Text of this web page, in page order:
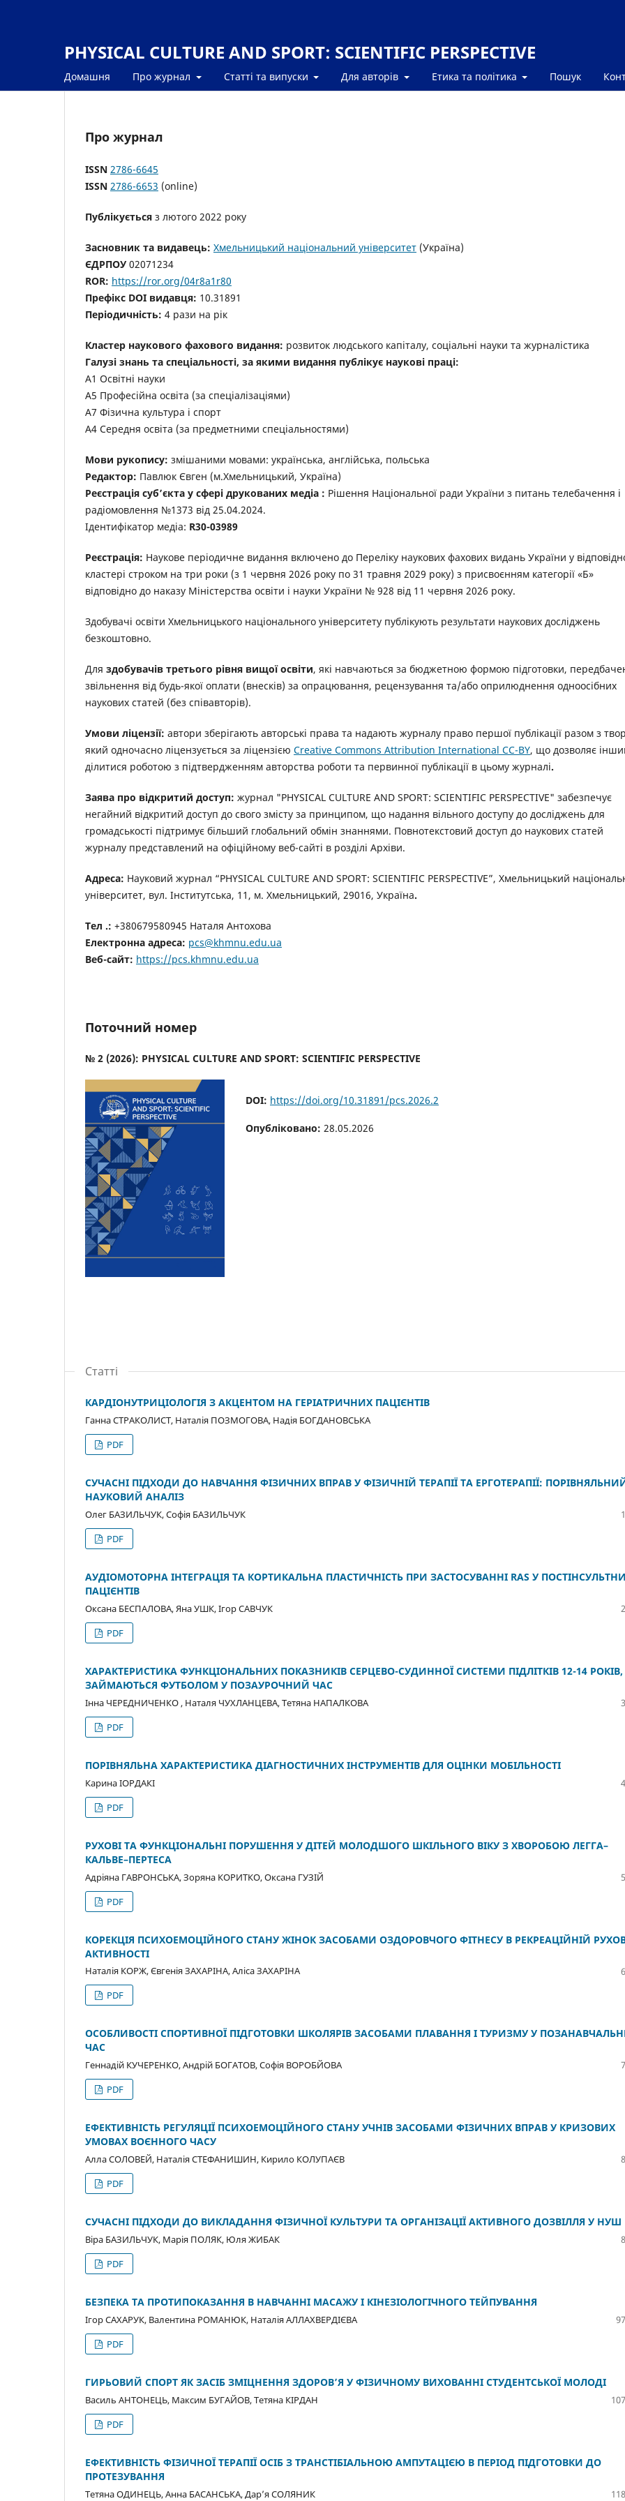
PHYSICAL CULTURE AND SPORT: SCIENTIFIC PERSPECTIVE
Домашня Про журнал Статті та випуски Для авторів Етика та політика Пошук
Про журнал
ISSN 2786-6645
ISSN 2786-6653 (online)
Публікується з лютого 2022 року
Засновник та видавець: Хмельницький національний університет (Україна)
ЄДРПОУ 02071234
ROR: https://ror.org/04r8a1r80
Префікс DOI видавця: 10.31891
Періодичність: 4 рази на рік
Кластер наукового фахового видання: розвиток людського капіталу, соціальні науки та журналістика
Галузі знань та спеціальності, за якими видання публікує наукові праці:
А1 Освітні науки
А5 Професійна освіта (за спеціалізаціями)
А7 Фізична культура і спорт
А4 Середня освіта (за предметними спеціальностями)
Мови рукопису: змішаними мовами: українська, англійська, польська
Редактор: Павлюк Євген (м.Хмельницький, Україна)
Реєстрація суб’єкта у сфері друкованих медіа : Рішення Національної ради України з питань телебачення і
радіомовлення №1373 від 25.04.2024.
Ідентифікатор медіа: R30-03989
Реєстрація: Наукове періодичне видання включено до Переліку наукових фахових видань України у
кластері строком на три роки (з 1 червня 2026 року по 31 травня 2029 року) з присвоєнням категорії «Б»
відповідно до наказу Міністерства освіти і науки України № 928 від 11 червня 2026 року.
Здобувачі освіти Хмельницького національного університету публікують результати наукових досліджень
безкоштовно.
Для здобувачів третього рівня вищої освіти, які навчаються за бюджетною формою підготовки,
звільнення від будь-якої оплати (внесків) за опрацювання, рецензування та/або оприлюднення одноосібних
наукових статей (без співавторів).
Умови ліцензії: автори зберігають авторські права та надають журналу право першої публікації разом з
який одночасно ліцензується за ліцензією Creative Commons Attribution International CC-BY, що дозволяє
ділитися роботою з підтвердженням авторства роботи та первинної публікації в цьому журналі.
Заява про відкритий доступ: журнал "PHYSICAL CULTURE AND SPORT: SCIENTIFIC PERSPECTIVE" забезпечує
негайний відкритий доступ до свого змісту за принципом, що надання вільного доступу до досліджень для
громадськості підтримує більший глобальний обмін знаннями. Повнотекстовий доступ до наукових статей
журналу представлений на офіційному веб-сайті в розділі Архіви.
Адреса: Науковий журнал “PHYSICAL CULTURE AND SPORT: SCIENTIFIC PERSPECTIVE”, Хмельницький
університет, вул. Інститутська, 11, м. Хмельницький, 29016, Україна.
Тел .: +380679580945 Наталя Антохова
Електронна адреса: pcs@khmnu.edu.ua
Веб-сайт: https://pcs.khmnu.edu.ua
Поточний номер
№ 2 (2026): PHYSICAL CULTURE AND SPORT: SCIENTIFIC PERSPECTIVE
DOI: https://doi.org/10.31891/pcs.2026.2
Опубліковано: 28.05.2026
Статті
КАРДІОНУТРИЦІОЛОГІЯ З АКЦЕНТОМ НА ГЕРІАТРИЧНИХ ПАЦІЄНТІВ
Ганна СТРАКОЛИСТ, Наталія ПОЗМОГОВА, Надія БОГДАНОВСЬКА
PDF
СУЧАСНІ ПІДХОДИ ДО НАВЧАННЯ ФІЗИЧНИХ ВПРАВ У ФІЗИЧНІЙ ТЕРАПІЇ ТА ЕРГОТЕРАПІЇ:
НАУКОВИЙ АНАЛІЗ
Олег БАЗИЛЬЧУК, Софія БАЗИЛЬЧУК
PDF
АУДІОМОТОРНА ІНТЕГРАЦІЯ ТА КОРТИКАЛЬНА ПЛАСТИЧНІСТЬ ПРИ ЗАСТОСУВАННІ RAS У
ПАЦІЄНТІВ
Оксана БЕСПАЛОВА, Яна УШК, Ігор САВЧУК
PDF
ХАРАКТЕРИСТИКА ФУНКЦІОНАЛЬНИХ ПОКАЗНИКІВ СЕРЦЕВО-СУДИННОЇ СИСТЕМИ ПІДЛІТКІВ 12-14 РОКІВ,
ЗАЙМАЮТЬСЯ ФУТБОЛОМ У ПОЗАУРОЧНИЙ ЧАС
Інна ЧЕРЕДНИЧЕНКО , Наталя ЧУХЛАНЦЕВА, Тетяна НАПАЛКОВА
PDF
ПОРІВНЯЛЬНА ХАРАКТЕРИСТИКА ДІАГНОСТИЧНИХ ІНСТРУМЕНТІВ ДЛЯ ОЦІНКИ МОБІЛЬНОСТІ
Карина ІОРДАКІ
PDF
РУХОВІ ТА ФУНКЦІОНАЛЬНІ ПОРУШЕННЯ У ДІТЕЙ МОЛОДШОГО ШКІЛЬНОГО ВІКУ З ХВОРОБОЮ ЛЕГГА–
КАЛЬВЕ–ПЕРТЕСА
Адріяна ГАВРОНСЬКА, Зоряна КОРИТКО, Оксана ГУЗІЙ
PDF
КОРЕКЦІЯ ПСИХОЕМОЦІЙНОГО СТАНУ ЖІНОК ЗАСОБАМИ ОЗДОРОВЧОГО ФІТНЕСУ В РЕКРЕАЦІЙНІЙ
АКТИВНОСТІ
Наталія КОРЖ, Євгенія ЗАХАРІНА, Аліса ЗАХАРІНА
PDF
ОСОБЛИВОСТІ СПОРТИВНОЇ ПІДГОТОВКИ ШКОЛЯРІВ ЗАСОБАМИ ПЛАВАННЯ І ТУРИЗМУ У
ЧАС
Геннадій КУЧЕРЕНКО, Андрій БОГАТОВ, Софія ВОРОБЙОВА
PDF
ЕФЕКТИВНІСТЬ РЕГУЛЯЦІЇ ПСИХОЕМОЦІЙНОГО СТАНУ УЧНІВ ЗАСОБАМИ ФІЗИЧНИХ ВПРАВ У КРИЗОВИХ
УМОВАХ ВОЄННОГО ЧАСУ
Алла СОЛОВЕЙ, Наталія СТЕФАНИШИН, Кирило КОЛУПАЄВ
PDF
СУЧАСНІ ПІДХОДИ ДО ВИКЛАДАННЯ ФІЗИЧНОЇ КУЛЬТУРИ ТА ОРГАНІЗАЦІЇ АКТИВНОГО ДОЗВІЛЛЯ У НУШ
Віра БАЗИЛЬЧУК, Марія ПОЛЯК, Юля ЖИБАК
PDF
БЕЗПЕКА ТА ПРОТИПОКАЗАННЯ В НАВЧАННІ МАСАЖУ І КІНЕЗІОЛОГІЧНОГО ТЕЙПУВАННЯ
Ігор САХАРУК, Валентина РОМАНЮК, Наталія АЛЛАХВЕРДІЄВА
PDF
ГИРЬОВИЙ СПОРТ ЯК ЗАСІБ ЗМІЦНЕННЯ ЗДОРОВ’Я У ФІЗИЧНОМУ ВИХОВАННІ СТУДЕНТСЬКОЇ МОЛОДІ
Василь АНТОНЕЦЬ, Максим БУГАЙОВ, Тетяна КІРДАН
PDF
ЕФЕКТИВНІСТЬ ФІЗИЧНОЇ ТЕРАПІЇ ОСІБ З ТРАНСТІБІАЛЬНОЮ АМПУТАЦІЄЮ В ПЕРІОД ПІДГОТОВКИ ДО
ПРОТЕЗУВАННЯ
Тетяна ОДИНЕЦЬ, Анна БАСАНСЬКА, Дарʼя СОЛЯНИК